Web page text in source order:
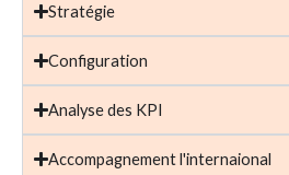
Stratégie
Configuration
Analyse des KPI
Accompagnement l'internaional